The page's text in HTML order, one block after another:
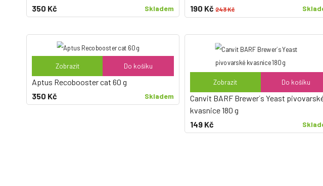
350 Kč
Skladem
190 Kč 243 Kč
Zobrazit Do košíku
Aptus Recobooster cat 60 g
350 Kč
Skladem
Zobrazit Do košíku
Canvit BARF Brewer´s Yeast
kvasnice 180 g
149 Kč